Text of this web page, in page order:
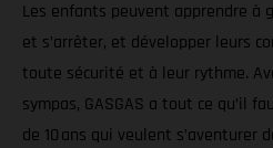
Les enfants peuvent apprendre à
et s’arrêter, et développer leurs
toute sécurité et à leur rythme.
sympas, GASGAS a tout ce qu’il
de 10 ans qui veulent s’aventurer